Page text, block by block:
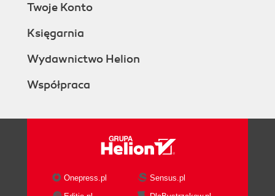
Twoje Konto
Księgarnia
Wydawnictwo Helion
Współpraca
Onepress.pl
Sensus.pl